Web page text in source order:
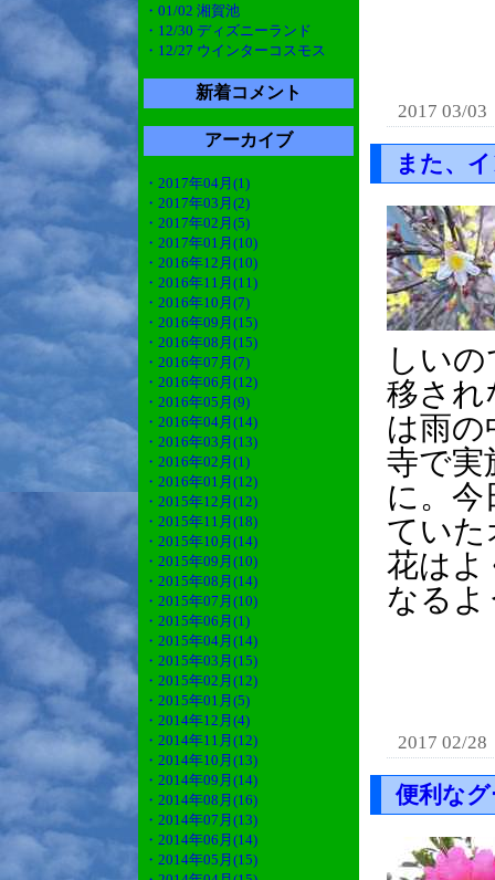
・01/02 湘賀池
・12/30 ディズニーランド
・12/27 ウインターコスモス
新着コメント
アーカイブ
・2017年04月(1)
・2017年03月(2)
・2017年02月(5)
・2017年01月(10)
・2016年12月(10)
・2016年11月(11)
・2016年10月(7)
・2016年09月(15)
・2016年08月(15)
・2016年07月(7)
・2016年06月(12)
・2016年05月(9)
・2016年04月(14)
・2016年03月(13)
・2016年02月(1)
・2016年01月(12)
・2015年12月(12)
・2015年11月(18)
・2015年10月(14)
・2015年09月(10)
・2015年08月(14)
・2015年07月(10)
・2015年06月(1)
・2015年04月(14)
・2015年03月(15)
・2015年02月(12)
・2015年01月(5)
・2014年12月(4)
・2014年11月(12)
・2014年10月(13)
・2014年09月(14)
・2014年08月(16)
・2014年07月(13)
・2014年06月(14)
・2014年05月(15)
2017 03/03
また、
しい
移され
は雨の
寺で実
に。今
てい
花はよ
なるよ
2017 02/28
便利な